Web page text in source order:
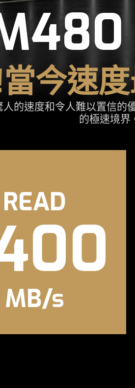
今速
的速度和令人難以置信
的極速境界
READ
MB/s